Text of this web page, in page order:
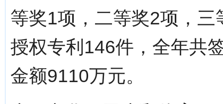
等奖1项，二等奖2项，
授权专利146件，全年共
金额9110万元。